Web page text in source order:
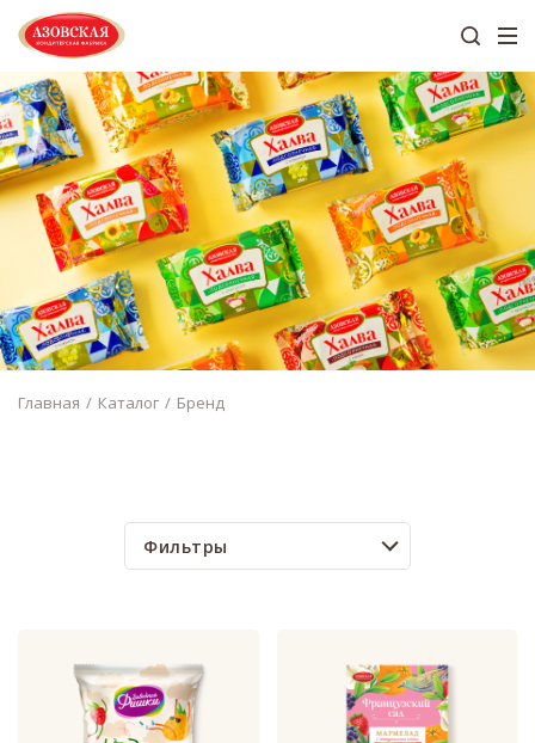
Главная Каталог Бренд
Фильтры